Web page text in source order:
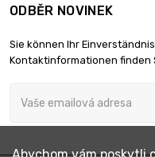
velikost :
délka : 0.5 Meter
ODBĚR NOVINEK
Sie können Ihr
Kontaktinformationen finden